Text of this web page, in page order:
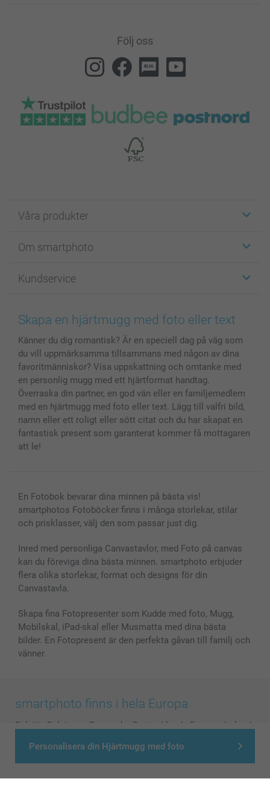
Personalisera din Hjärtmugg med foto
Följ oss
Våra produkter
Fotokort
Fotoböcker
Bilder, Fotoförstoring & Fotohäften
MyNameBook
Fotoalmanackor & Fotoagenda
Fotoramar & Tillbehör
Presentkort
Alla fotoprodukter
Om smartphoto
För affiliates
Cookie Policy
Villkor och garantier
Investor Relations
Kundservice
smartgaranti
Priser & betalning
Status på beställningar
Skapa en hjärtmugg med foto eller text
Känner du dig romantisk? Är en speciell dag på väg som
du vill uppmärksamma tillsammans med någon av dina
favoritmänniskor? Visa uppskattning och omtanke med
en personlig mugg med ett hjärtformat handtag.
Överraska din partner, en god vän eller en familjemedlem
med en hjärtmugg med foto eller text. Lägg till valfri bild,
namn eller ett roligt eller sött citat och du har skapat en
fantastisk present som garanterat kommer få mottagaren
att le!
En Fotobok bevarar dina minnen på bästa vis!
smartphotos Fotoböcker finns i många storlekar, stilar
och prisklasser, välj den som passar just dig.
Inred med personliga Canvastavlor, med Foto på canvas
kan du föreviga dina bästa minnen. smartphoto erbjuder
flera olika storlekar, format och designs för din
Canvastavla.
Skapa fina Fotopresenter som Kudde med foto, Mugg,
Mobilskal, iPad-skal eller Musmatta med dina bästa
bilder. En Fotopresent är den perfekta gåvan till familj och
vänner.
smartphoto finns i hela Europa
België Belgique Danmark Deutschland France
Ireland
Nederland - Norge Österreich Schweiz